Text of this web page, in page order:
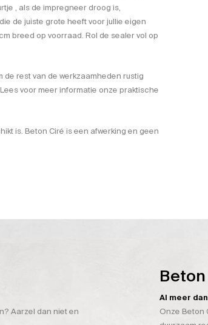
, als de impregneer droog is,
de juiste grote heeft voor jullie eigen
breed op voorraad. Rol de sealer vol op
rest van de werkzaamheden rustig
voor meer informatie onze praktische
is. Beton Ciré is een afwerking en geen
Aarzel dan niet en
Al meer
Onze Beton